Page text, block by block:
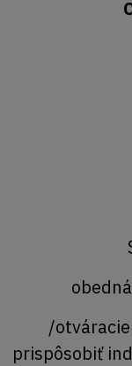
/
prispôsobiť